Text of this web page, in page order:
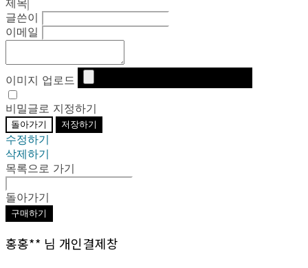
제목
글쓴이
이메일
이미지 업로드
비밀글로 지정하기
돌아가기 저장하기
수정하기
삭제하기
목록으로 가기
돌아가기
구매하기
홍홍** 님 개인결제창